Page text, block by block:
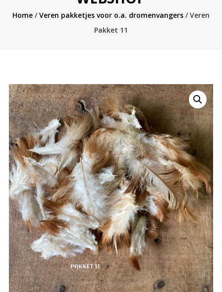
Home/Veren pakketjes voor o.a. dromenvangers/ Veren
Pakket 11